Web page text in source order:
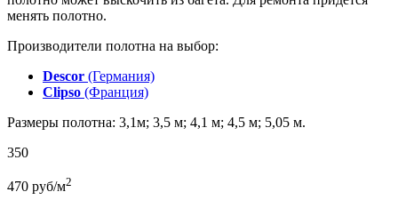
менять полотно.
Производители полотна на выбор:
Descor (Германия)
Clipso (Франция)
Размеры полотна: 3,1м; 3,5 м; 4,1 м; 4,5 м; 5,05 м.
350
470 руб/м2